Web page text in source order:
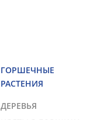
ГОРШЕЧНЫЕ
РАСТЕНИЯ
ДЕРЕВЬЯ